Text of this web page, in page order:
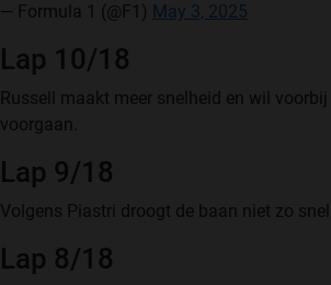
— Formula 1 (@F1) May 3, 2025
Lap 10/18
Russell maakt meer snelheid en wil
voorgaan.
Lap 9/18
Volgens Piastri droogt de baan niet zo
Lap 8/18